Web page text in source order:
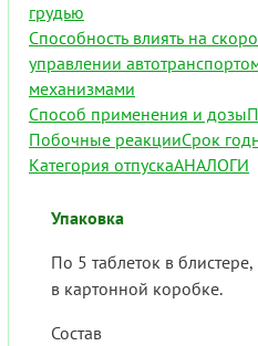
грудью
Способность влиять на
управлении
механизмами
Способ применения и дозы
Побочные реакцииСрок
Категория отпускаАНАЛОГИ
Упаковка
По 5 таблеток в
в картонной коробке.
Состав